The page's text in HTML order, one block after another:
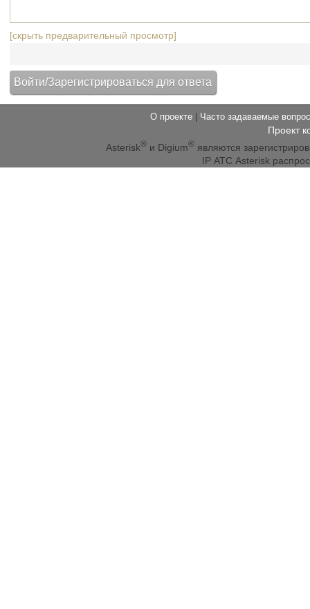
[скрыть предварительный просмотр]
О проекте Часто задаваемые
Проект
Asterisk® и Digium® являются
IP АТС Asterisk